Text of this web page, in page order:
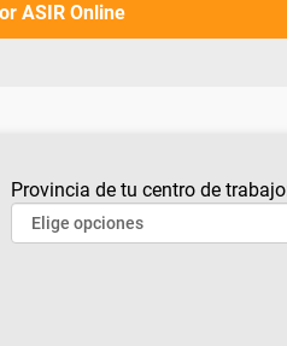
ASIR Online
Provincia de tu centro de